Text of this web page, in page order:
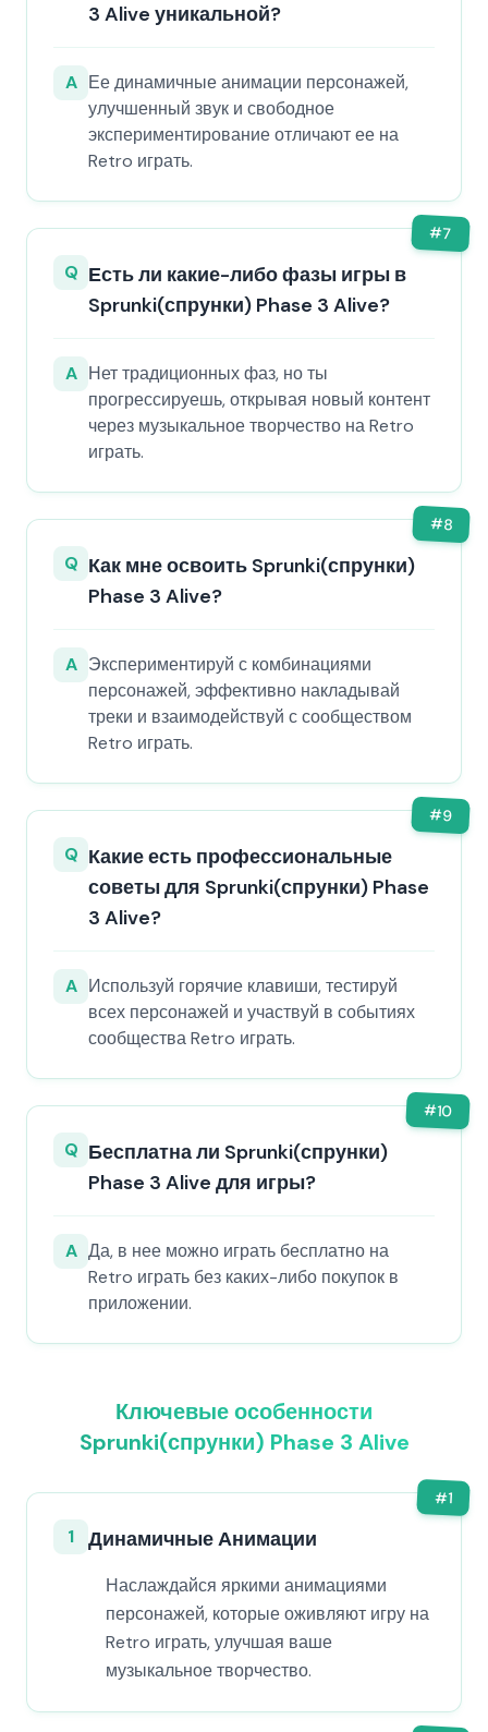
3 Alive уникальной?
A Ее динамичные анимации персонажей,
улучшенный звук и свободное
экспериментирование отличают ее на
Retro играть.
#7
Q Есть ли какие-либо фазы игры в
Sprunki(спрунки) Phase 3 Alive?
A Нет традиционных фаз, но ты
прогрессируешь, открывая новый контент
через музыкальное творчество на Retro
играть.
#8
Q Как мне освоить Sprunki(спрунки)
Phase 3 Alive?
A Экспериментируй с комбинациями
персонажей, эффективно накладывай
треки и взаимодействуй с сообществом
Retro играть.
#9
Q Какие есть профессиональные
советы для Sprunki(спрунки) Phase
3 Alive?
A Используй горячие клавиши, тестируй
всех персонажей и участвуй в событиях
сообщества Retro играть.
#10
Q Бесплатна ли Sprunki(спрунки)
Phase 3 Alive для игры?
A Да, в нее можно играть бесплатно на
Retro играть без каких-либо покупок в
приложении.
Ключевые особенности
Sprunki(спрунки) Phase 3 Alive
#1
1 Динамичные Анимации
Наслаждайся яркими анимациями
персонажей, которые оживляют игру на
Retro играть, улучшая ваше
музыкальное творчество.